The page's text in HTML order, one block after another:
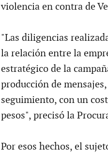
violencia en contra de
"Las diligencias
la relación entre la
estratégico de la
producción de
seguimiento, con un
pesos", precisó la
Por esos hechos, el